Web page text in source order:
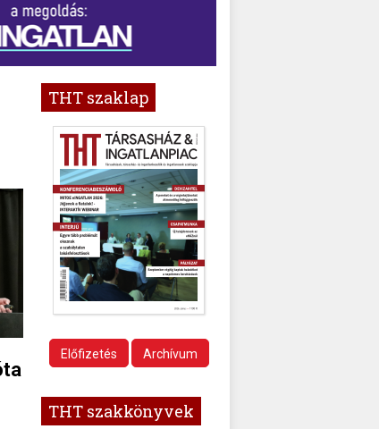
THT szaklap
Előfizetés Archívum
THT szakkönyvek